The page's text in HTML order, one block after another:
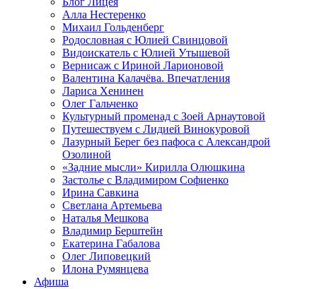
Алла Нестеренко
Михаил Гольденберг
Родословная с Юлией Свинцовой
Видоискатель с Юлией Утышевой
Вернисаж с Ириной Ларионовой
Валентина Калачёва. Впечатления
Лариса Хенинен
Олег Гальченко
Культурный променад с Зоей Арнаутовой
Путешествуем с Лидией Винокуровой
Лазурный Берег без пафоса с Александрой
Озолиной
«Задние мысли» Кирилла Олюшкина
Застолье с Владимиром Софиенко
Ирина Савкина
Светлана Артемьева
Наталья Мешкова
Владимир Берштейн
Екатерина Габалова
Олег Липовецкий
Илона Румянцева
Афиша